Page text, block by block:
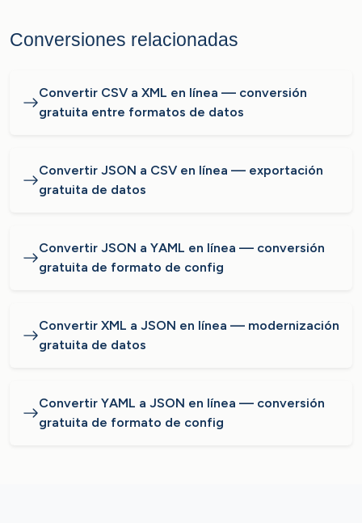
Conversiones relacionadas
Convertir CSV a XML en línea — conversión
gratuita entre formatos de datos
Convertir JSON a CSV en línea — exportación
gratuita de datos
Convertir JSON a YAML en línea — conversión
gratuita de formato de config
Convertir XML a JSON en línea — modernización
gratuita de datos
Convertir YAML a JSON en línea — conversión
gratuita de formato de config